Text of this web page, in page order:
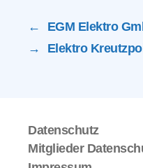
←
EGM Elektro
→
Elektro
Datenschutz
Mitglieder